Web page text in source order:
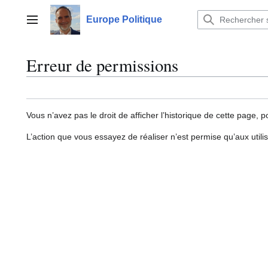
contenuMenu principalEurope Politique
Erreur de permissions
Vous n’avez pas le droit de afficher l’historique de cette page,
L’action que vous essayez de réaliser n’est permise qu’aux